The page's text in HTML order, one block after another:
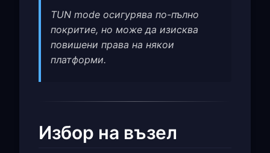
TUN mode осигурява по-пълно
покритие, но може да изисква
повишени права на някои
платформи.
Избор на възел